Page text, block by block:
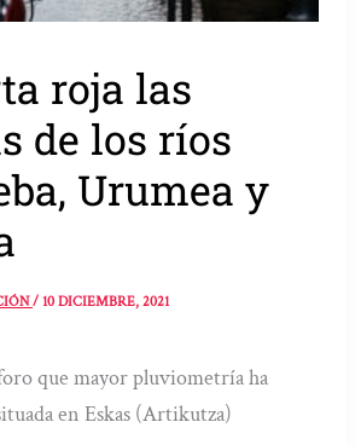
roja las
de los ríos
Urumea y
/10 DICIEMBRE, 2021
que mayor pluviometría ha
en Eskas (Artikutza)